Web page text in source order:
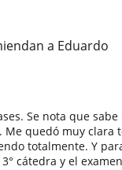
a Eduardo
Se nota que
Me quedó muy
totalmente. Y
cátedra y el